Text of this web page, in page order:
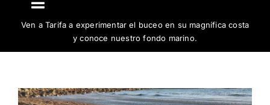
Toggle
Navigation
Ven a Tarifa a experimentar el buceo en su magnífica costa
y conoce nuestro fondo marino.